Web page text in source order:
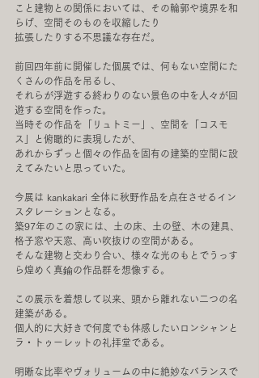
こと建物との関係においては、その輪郭や境界を和
らげ、空間そのものを収縮したり
拡張したりする不思議な存在だ。
前回四年前に開催した個展では、何もない空間にた
くさんの作品を吊るし、
それらが浮遊する終わりのない景色の中を人々が回
遊する空間を作った。
当時その作品を「リュトミー」、空間を「コスモ
ス」と俯瞰的に表現したが、
あれからずっと個々の作品を固有の建築的空間に設
えてみたいと思っていた。
今展は kankakari 全体に秋野作品を点在させるイン
スタレーションとなる。
築97年のこの家には、土の床、土の壁、木の建具、
格子窓や天窓、高い吹抜けの空間がある。
そんな建物と交わり合い、様々な光のもとでうっす
ら煌めく真鍮の作品群を想像する。
この展示を着想して以来、頭から離れない二つの名
建築がある。
個人的に大好きで何度でも体感したいロンシャンと
ラ・トゥーレットの礼拝堂である。
明晰な比率やヴォリュームの中に絶妙なバランスで